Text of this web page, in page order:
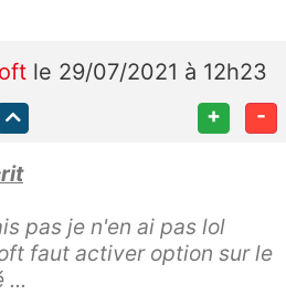
le 29/07/2021 à 12h23
+ -
pas je n'en ai pas lol
faut activer option sur le
...